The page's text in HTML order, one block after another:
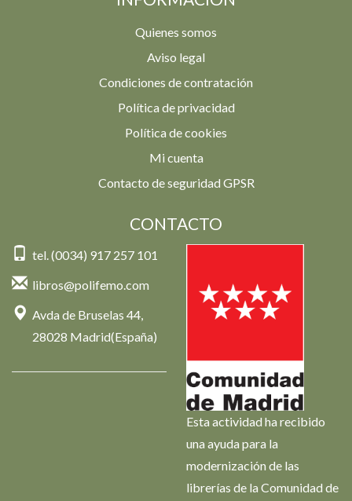
Quienes somos
Aviso legal
Condiciones de contratación
Política de privacidad
Política de cookies
Mi cuenta
Contacto de seguridad GPSR
CONTACTO
tel. (0034) 917 257 101
libros@polifemo.com
Avda de Bruselas 44,
28028 Madrid(España)
Esta actividad ha recibido
una ayuda para la
modernización de las
librerías de la Comunidad de